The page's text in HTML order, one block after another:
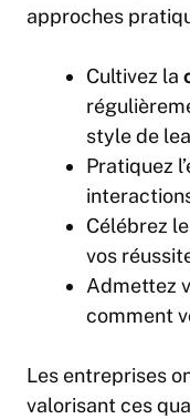
approches
Cultivez la
style de
Pratiquez
Célébrez
vos
Admettez
comment
Les entreprises
valorisant ces